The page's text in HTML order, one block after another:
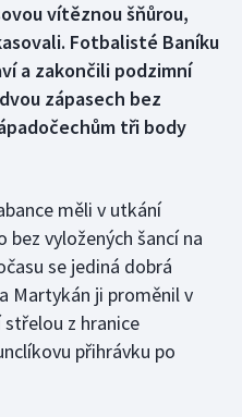
vítěznou šňůrou,
Fotbalisté Baníku
a zakončili podzimní
zápasech bez
tři body
měli v utkání
bez vyložených šancí na
se jediná dobrá
Martykán ji proměnil v
z hranice
přihrávku po